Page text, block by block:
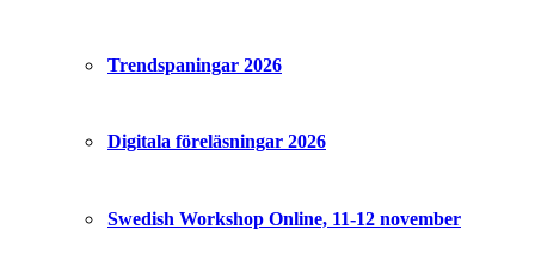
Trendspaningar 2026
Digitala föreläsningar 2026
Swedish Workshop Online, 11-12 november